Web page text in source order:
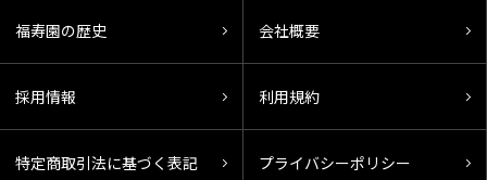
福寿園の歴史 会社概要
採用情報 利用規約
特定商取引法に基づく表記 プライバシーポリシー